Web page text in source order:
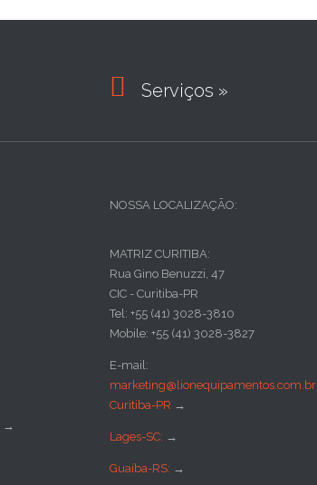
 Serviços »
→
NOSSA LOCALIZAÇÃO:
MATRIZ CURITIBA:
Rua Gino Benuzzi, 47
CIC - Curitiba-PR
Tel: +55 (41) 3028-3810
Mobile: +55 (41) 3028-3827
E-mail:
marketing@lionequipamentos.com.br
Curitiba-PR →
Lages-SC: →
Guaíba-RS: →